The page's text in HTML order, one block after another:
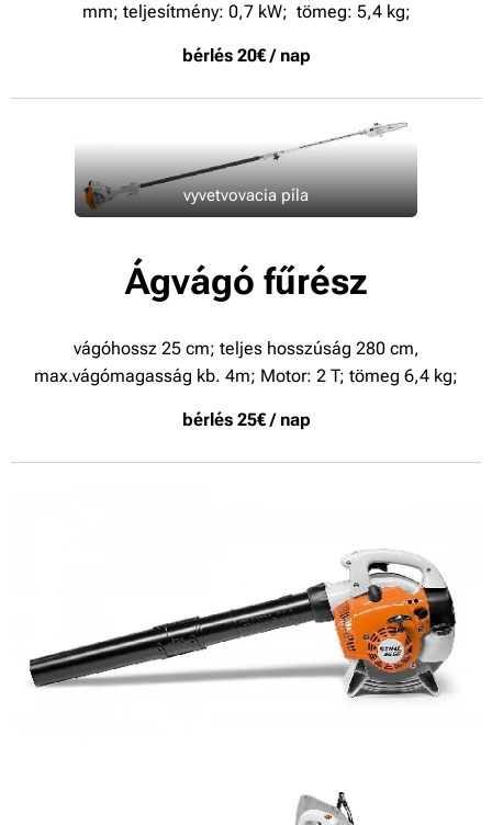
mm; teljesítmény: 0,7 kW; tömeg: 5,4 kg;
bérlés 20€ / nap
vyvetvovacia píla
Ágvágó fűrész
vágóhossz 25 cm; teljes hosszúság 280 cm,
max.vágómagasság kb. 4m; Motor: 2 T; tömeg 6,4 kg;
bérlés 25€ / nap